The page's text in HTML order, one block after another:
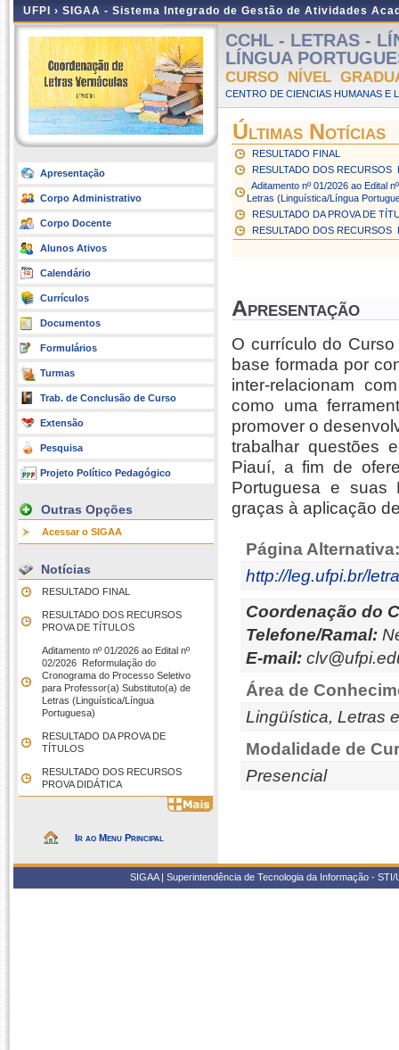
UFPI › SIGAA - Sistema Integrado de Gestão de Atividades
Apresentação
Corpo Administrativo
Corpo Docente
Alunos Ativos
Calendário
Currículos
Documentos
Formulários
Turmas
Trab. de Conclusão de Curso
Extensão
Pesquisa
Projeto Político Pedagógico
Outras Opções
Acessar o SIGAA
Notícias
RESULTADO FINAL
RESULTADO DOS RECURSOS 
PROVA DE TÍTULOS
Aditamento nº 01/2026 ao Edital nº
02/2026  Reformulação do
Cronograma do Processo Seletivo
para Professor(a) Substituto(a) de
Letras (Linguística/Língua
Portuguesa)
RESULTADO DA PROVA DE
TÍTULOS
RESULTADO DOS RECURSOS 
PROVA DIDÁTICA
Ir ao Menu Principal
CCHL - LETRAS -
LÍNGUA
CURSO NÍVEL
CENTRO DE CIENCIAS HUMANAS E
Últimas Notícias
RESULTADO FINAL
RESULTADO DOS RECURSOS
Aditamento nº 01/2026 ao Edital
Letras (Linguística/Língua
RESULTADO DA PROVA DE
RESULTADO DOS RECURSOS 
Apresentação
O currículo do
base formada por
inter-relacionam
como uma
promover o
trabalhar questões
Piauí, a fim de
Portuguesa e suas
graças à aplicação
Página Alternativa:
http://leg.ufpi.br/
Coordenação do
Telefone/Ramal:
E-mail:
Área de
Lingüística, Letras
Modalidade de
Presencial
SIGAA | Superintendência de Tecnologia da Informação -